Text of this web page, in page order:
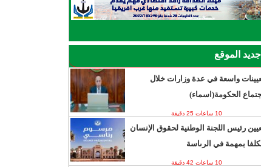
جديد الموقع
واسعة في عدة وزارات خلال
الحكومة(اسماء)
10 ساعات 25 دقيقة
رئيس اللجنة الوطنية لحقوق الإنسان
بمهمة في الرىاسة
10 ساعات 42 دقيقة